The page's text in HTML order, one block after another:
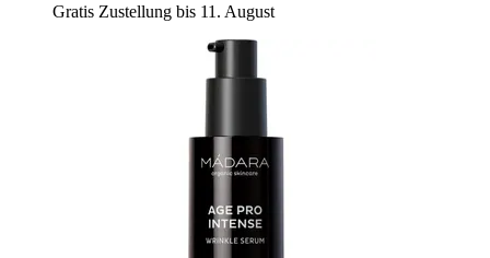
Gratis Zustellung bis 11. August